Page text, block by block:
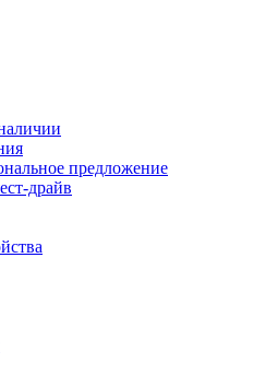
предложение
драйв